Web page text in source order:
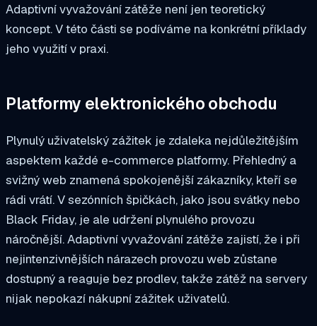
Adaptivní vyvažování zátěže není jen teoretický
koncept. V této části se podíváme na konkrétní příklady
jeho využití v praxi.
Platformy elektronického obchodu
Plynulý uživatelský zážitek je zdaleka nejdůležitějším
aspektem každé e-commerce platformy. Přehledný a
svižný web znamená spokojenější zákazníky, kteří se
rádi vrátí. V sezónních špičkách, jako jsou svátky nebo
Black Friday, je ale udržení plynulého provozu
náročnější. Adaptivní vyvažování zátěže zajistí, že i při
nejintenzivnějších nárazech provozu web zůstane
dostupný a reaguje bez prodlev, takže zátěž na servery
nijak nepokazí nákupní zážitek uživatelů.